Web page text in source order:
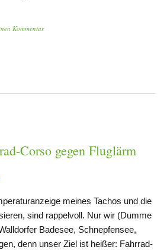
Kommentar
Corso gegen Fluglärm
meines Tachos und die
sind rappelvoll. Nur wir (Dumme
Badesee, Schnepfensee,
denn unser Ziel ist heißer: Fahrrad-